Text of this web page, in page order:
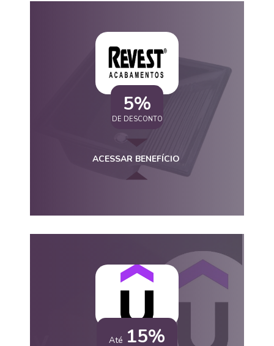
5%
DE DESCONTO
ACESSAR BENEFÍCIO
Até 15%